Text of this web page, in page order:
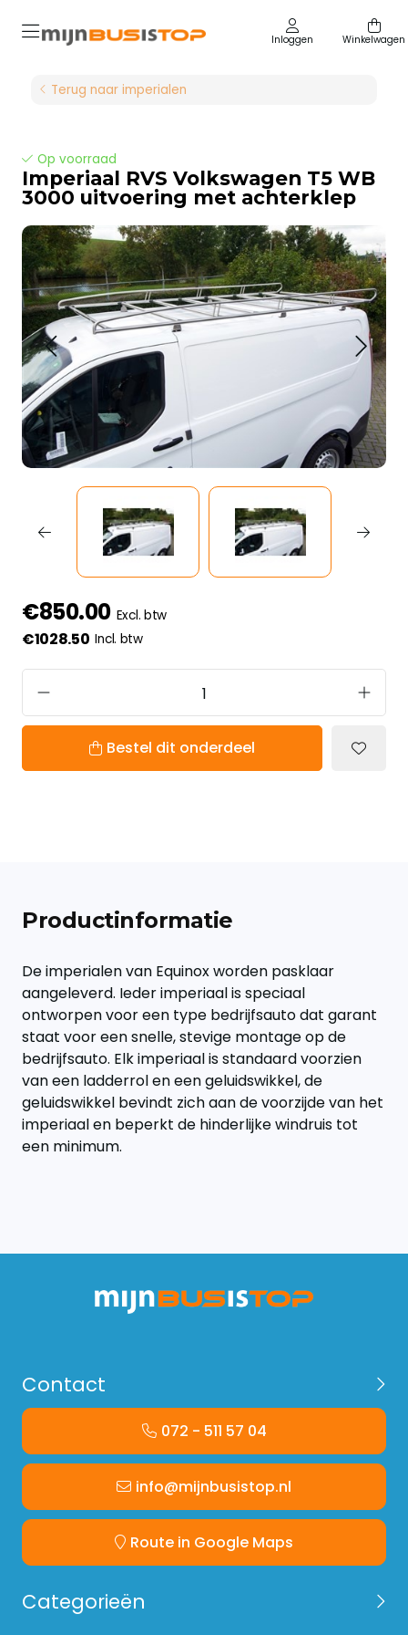
Inloggen Winkelwagen
Terug naar imperialen
Op voorraad
Imperiaal RVS Volkswagen T5 WB
3000 uitvoering met achterklep
€850.00 Excl. btw
€1028.50 Incl. btw
Bestel dit onderdeel
Productinformatie
De imperialen van Equinox worden pasklaar
aangeleverd. Ieder imperiaal is speciaal
ontworpen voor een type bedrijfsauto dat garant
staat voor een snelle, stevige montage op de
bedrijfsauto. Elk imperiaal is standaard voorzien
van een ladderrol en een geluidswikkel, de
geluidswikkel bevindt zich aan de voorzijde van het
imperiaal en beperkt de hinderlijke windruis tot
een minimum.
Contact
072 - 511 57 04
info@mijnbusistop.nl
Route in Google Maps
Categorieën